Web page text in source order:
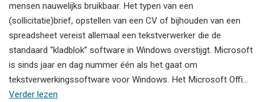
mensen nauwelijks bruikbaar. Het typen van een
(sollicitatie)brief, opstellen van een CV of bijhouden van een
spreadsheet vereist allemaal een tekstverwerker die de
standaard “kladblok” software in Windows overstijgt. Microsoft
is sinds jaar en dag nummer één als het gaat om
tekstverwerkingssoftware voor Windows. Het Microsoft Offi…
Verder lezen